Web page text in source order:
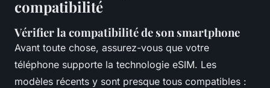
compatibilité
Vérifier la compatibilité de son smartphone
Avant toute chose, assurez-vous que votre
téléphone supporte la technologie eSIM. Les
modèles récents y sont presque tous compatibles :